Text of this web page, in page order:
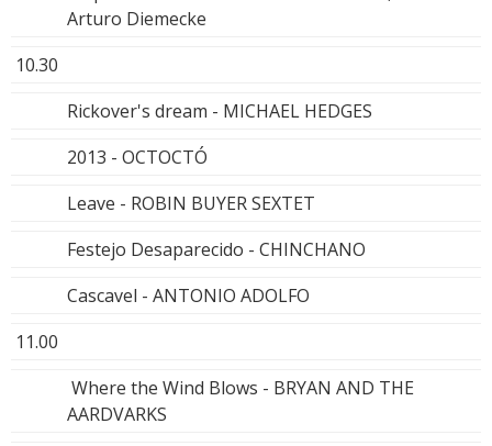
Arturo Diemecke
10.30
Rickover's dream - MICHAEL HEDGES
2013 - OCTOCTÓ
Leave - ROBIN BUYER SEXTET
Festejo Desaparecido - CHINCHANO
Cascavel - ANTONIO ADOLFO
11.00
Where the Wind Blows - BRYAN AND THE
AARDVARKS